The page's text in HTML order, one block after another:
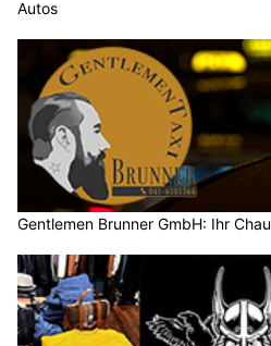
Autos
Gentlemen Brunner GmbH: Ihr